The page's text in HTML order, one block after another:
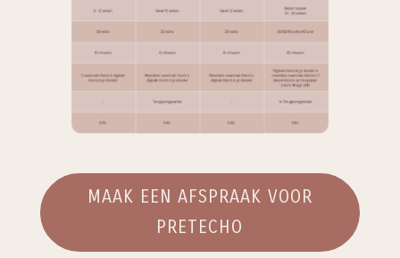
MAAK EEN AFSPRAAK VOOR
PRETECHO